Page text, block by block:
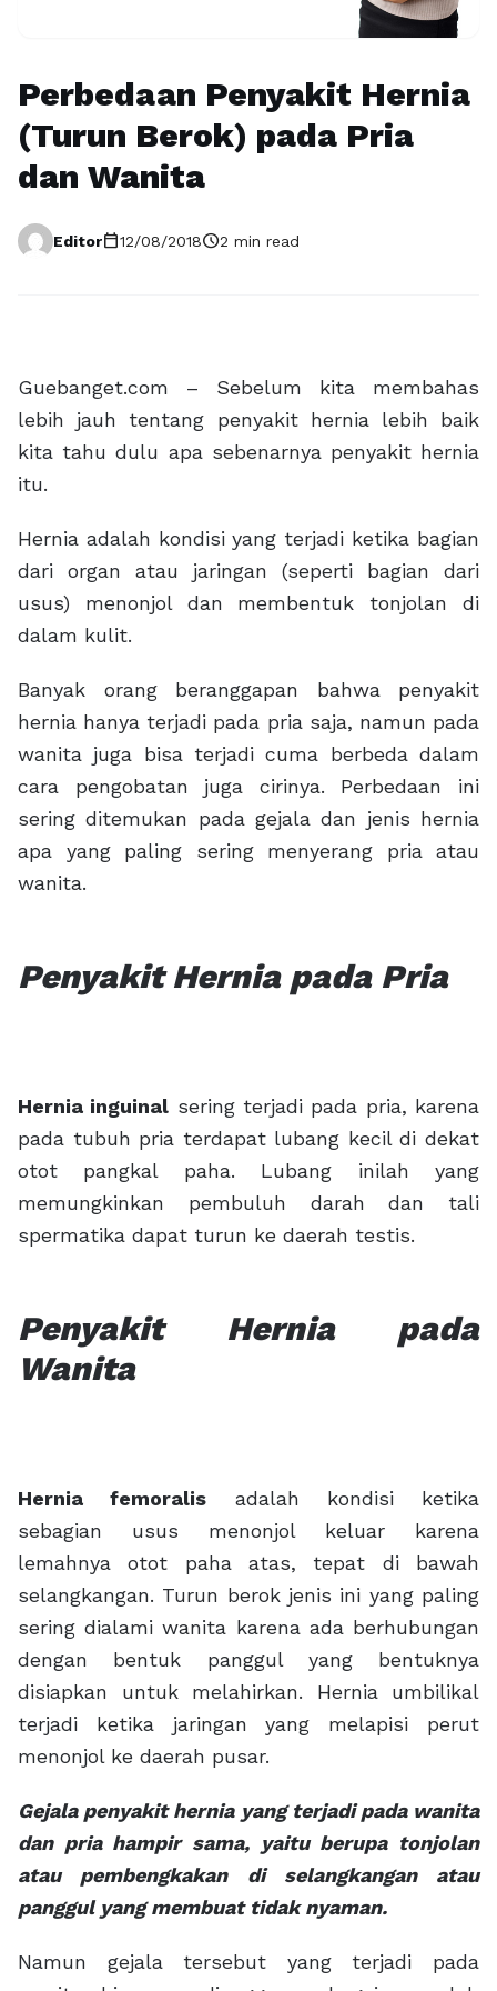
Perbedaan Penyakit Hernia
(Turun Berok) pada Pria
dan Wanita
Editorcalendar_today12/08/2018schedule2 min read
Guebanget.com – Sebelum kita membahas
lebih jauh tentang penyakit hernia lebih baik
kita tahu dulu apa sebenarnya penyakit hernia
itu.
Hernia adalah kondisi yang terjadi ketika bagian
dari organ atau jaringan (seperti bagian dari
usus) menonjol dan membentuk tonjolan di
dalam kulit.
Banyak orang beranggapan bahwa penyakit
hernia hanya terjadi pada pria saja, namun pada
wanita juga bisa terjadi cuma berbeda dalam
cara pengobatan juga cirinya. Perbedaan ini
sering ditemukan pada gejala dan jenis hernia
apa yang paling sering menyerang pria atau
wanita.
Penyakit Hernia pada Pria
Hernia inguinal sering terjadi pada pria, karena
pada tubuh pria terdapat lubang kecil di dekat
otot pangkal paha. Lubang inilah yang
memungkinkan pembuluh darah dan tali
spermatika dapat turun ke daerah testis.
Penyakit Hernia pada
Wanita
Hernia femoralis adalah kondisi ketika
sebagian usus menonjol keluar karena
lemahnya otot paha atas, tepat di bawah
selangkangan. Turun berok jenis ini yang paling
sering dialami wanita karena ada berhubungan
dengan bentuk panggul yang bentuknya
disiapkan untuk melahirkan. Hernia umbilikal
terjadi ketika jaringan yang melapisi perut
menonjol ke daerah pusar.
Gejala penyakit hernia yang terjadi pada wanita
dan pria hampir sama, yaitu berupa tonjolan
atau pembengkakan di selangkangan atau
panggul yang membuat tidak nyaman.
Namun gejala tersebut yang terjadi pada